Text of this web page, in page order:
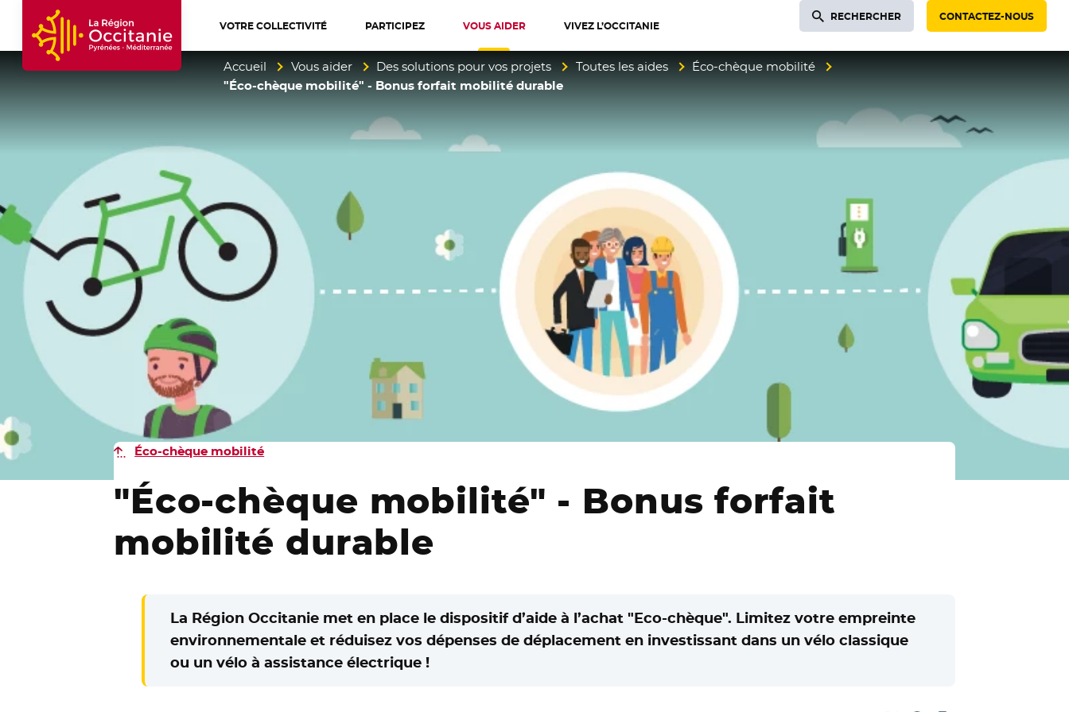
Accueil Région Occitanie / Pyrénées-Méditerranée
VOTRE COLLECTIVITÉ PARTICIPEZ VOUS AIDER VIVEZ L’OCCITANIE
RECHERCHER CONTACTEZ-NOUS
Accueil Vous aider Des solutions pour vos projets Toutes les aides
Éco-chèque mobilité
"Éco-chèque mobilité" - Bonus forfait mobilité durable
Éco-chèque mobilité
"Éco-chèque mobilité" - Bonus forfait
mobilité durable
La Région Occitanie met en place le dispositif d’aide à l’achat "Eco-chèque". Limitez votre empreinte
environnementale et réduisez vos dépenses de déplacement en investissant dans un vélo classique
ou un vélo à assistance électrique !